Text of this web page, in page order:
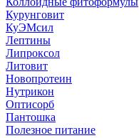
Курунговит
КуЭМсил
Лептины
Липроксол
Литовит
Новопротеин
Нутрикон
Оптисорб
Пантошка
Полезное питание